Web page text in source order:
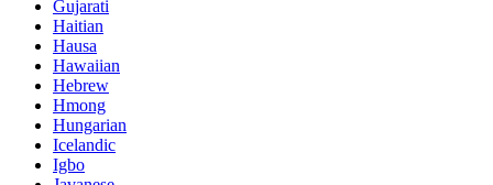
Gujarati
Haitian
Hausa
Hawaiian
Hebrew
Hmong
Hungarian
Icelandic
Igbo